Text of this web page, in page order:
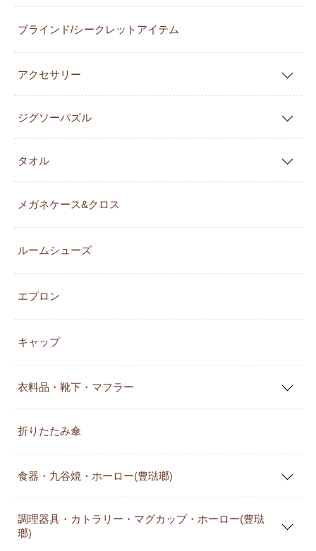
ブラインド/シークレットアイテム
アクセサリー
ジグソーパズル
タオル
メガネケース&クロス
ルームシューズ
エプロン
キャップ
衣料品・靴下・マフラー
折りたたみ傘
食器・九谷焼・ホーロー(豊琺瑯)
調理器具・カトラリー・マグカップ・ホーロー(豊琺
瑯)